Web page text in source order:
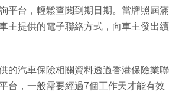
平台，輕鬆查閱到期日期。當牌照屆滿
主提供的電子聯絡方式，向車主發出續
的汽車保險相關資料透過香港保險業聯
台，一般需要經過7個工作天才能有效